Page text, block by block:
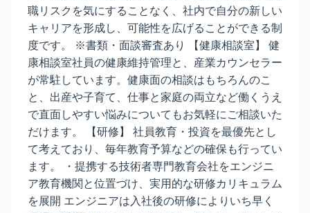
職リスクを気にすることなく、社内で自分の新しい
キャリアを形成し、可能性を広げることができる制
度です。 ※書類・面談審査あり 【健康相談室】 健
康相談室社員の健康維持管理と、産業カウンセラー
が常駐しています。健康面の相談はもちろんのこ
と、出産や子育て、仕事と家庭の両立など働くうえ
で直面しやすい悩みについてもお気軽にご相談いた
だけます。 【研修】 社員教育・投資を最優先とし
て考えており、毎年教育予算などの確保も行ってい
ます。 ・提携する技術者専門教育会社をエンジニ
ア教育機関と位置づけ、実用的な研修カリキュラム
を展開 エンジニアは入社後の研修によりいち早く